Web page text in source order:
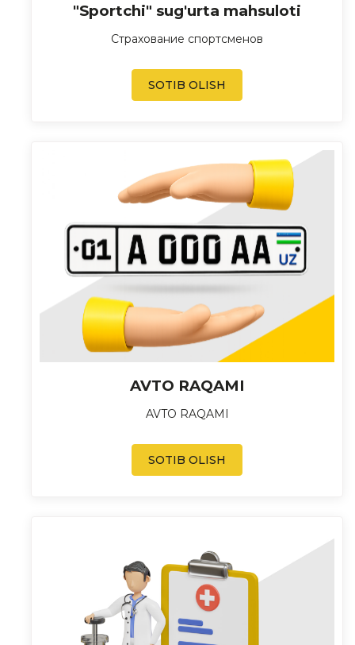
"Sportchi" sug'urta mahsuloti
Страхование спортсменов
SOTIB OLISH
AVTO RAQAMI
AVTO RAQAMI
SOTIB OLISH